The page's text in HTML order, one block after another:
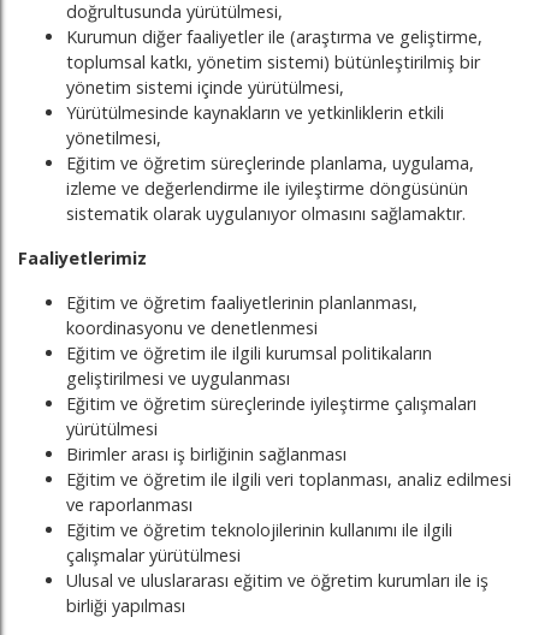
doğrultusunda yürütülmesi,
Kurumun diğer faaliyetler ile (araştırma ve geliştirme,
toplumsal katkı, yönetim sistemi) bütünleştirilmiş bir
yönetim sistemi içinde yürütülmesi,
Yürütülmesinde kaynakların ve yetkinliklerin etkili
yönetilmesi,
Eğitim ve öğretim süreçlerinde planlama, uygulama,
izleme ve değerlendirme ile iyileştirme döngüsünün
sistematik olarak uygulanıyor olmasını sağlamaktır.
Faaliyetlerimiz
Eğitim ve öğretim faaliyetlerinin planlanması,
koordinasyonu ve denetlenmesi
Eğitim ve öğretim ile ilgili kurumsal politikaların
geliştirilmesi ve uygulanması
Eğitim ve öğretim süreçlerinde iyileştirme çalışmaları
yürütülmesi
Birimler arası iş birliğinin sağlanması
Eğitim ve öğretim ile ilgili veri toplanması, analiz edilmesi
ve raporlanması
Eğitim ve öğretim teknolojilerinin kullanımı ile ilgili
çalışmalar yürütülmesi
Ulusal ve uluslararası eğitim ve öğretim kurumları ile iş
birliği yapılması